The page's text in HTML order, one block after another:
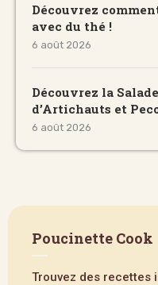
Découvrez
avec du thé !
6 août 2026
Découvrez la
d’Artichauts et
6 août 2026
Poucinette Cook
Trouvez des recettes